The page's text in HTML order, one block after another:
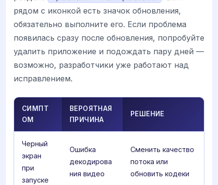
рядом с иконкой есть значок обновления,
обязательно выполните его. Если проблема
появилась сразу после обновления, попробуйте
удалить приложение и подождать пару дней —
возможно, разработчики уже работают над
исправлением.
СИМПТ
ОМ
ВЕРОЯТНАЯ
ПРИЧИНА
РЕШЕНИЕ
Черный
экран
при
запуске
Ошибка
декодирова
ния видео
Сменить качество
потока или
обновить кодеки